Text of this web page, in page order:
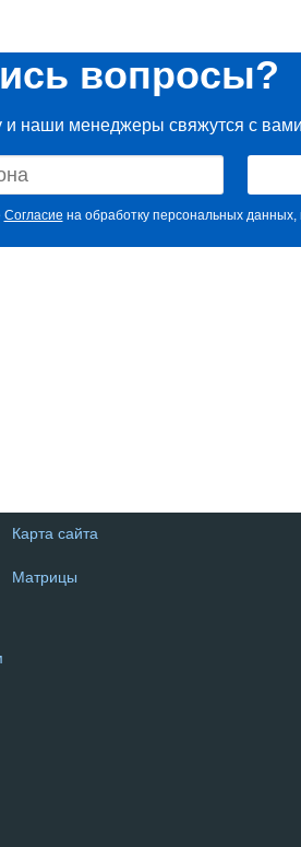
вопросы?
и наши менеджеры свяжутся с вами
Согласие на обработку персональных данных,
Карта сайта
Матрицы